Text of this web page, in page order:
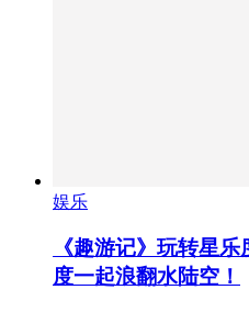
娱乐
《趣游记》玩转星
度一起浪翻水陆空！